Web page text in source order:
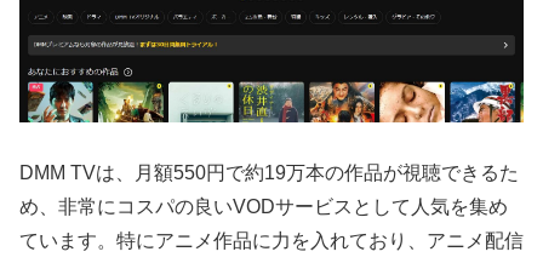
DMM TVは、月額550円で約19万本の作品が視聴できるた
め、非常にコスパの良いVODサービスとして人気を集め
ています。特にアニメ作品に力を入れており、アニメ配信